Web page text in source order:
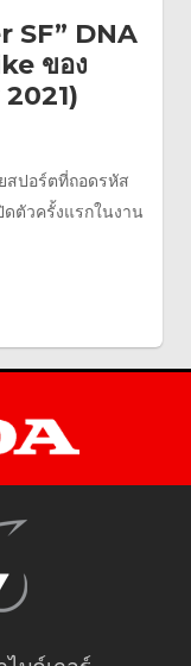
SF” DNA
ของ
สปอร์ตที่ถอดรหัส
ตัวครั้งแรกในงาน